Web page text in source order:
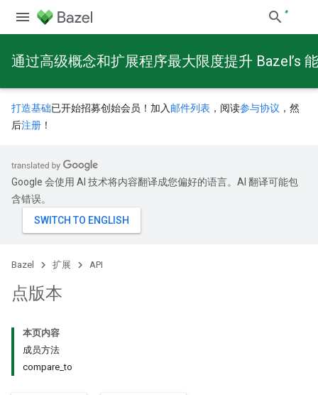
通过高级概念和扩展程序最大限度提升 Bazel’s
打造基础已开始招募创始会员！加入 邮件列表 ，阅读参与协议 ，然
后注册 ！
Google 会使用 AI 技术将内容翻译成您偏好的语言。AI 翻译可能包
含错误。
Bazel 扩展 API
点版本
本页内容
成员方法
compare_to